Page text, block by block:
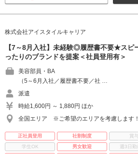
株式会社アイスタイルキャリア
【7～8月入社】未経験◎履歴書不要★スピ
ったりのブランドを提案＜社員登用有＞
美容部員・BA
（5～6月入社／履歴書不要／社 …
派遣
時給1,600円 ～ 1,880円 ほか
全国エリア ※ご希望のエリアを考慮します！
正社員登用 社割制度 賞与
学生OK
男女歓迎 週3日勤